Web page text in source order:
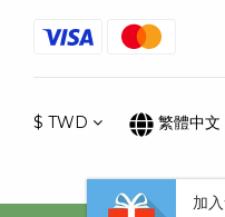
$ TWD 繁體中文